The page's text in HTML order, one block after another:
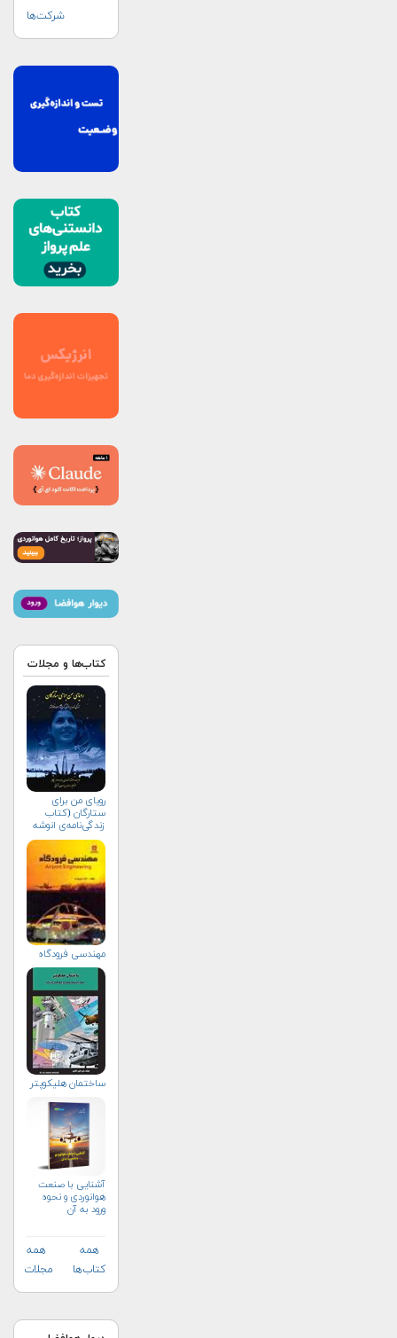
شرکت‌ها
کتاب‌ها و مجلات
رویای من برای
ستارگان (کتاب
زندگی‌نامه‌ی انوشه
انصاری)
مهندسي فرودگاه
ساختمان هلیکوپتر
آشنایی با صنعت
هوانوردی و نحوه
ورود به آن
همه
کتاب‌ها
همه
مجلات